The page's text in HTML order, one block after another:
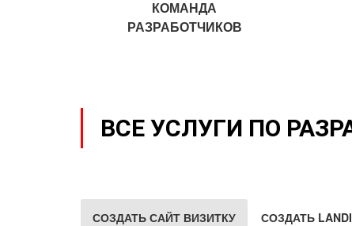
КОМАНДА
РАЗРАБОТЧИКОВ
ВСЕ УСЛУГИ ПО
СОЗДАТЬ САЙТ ВИЗИТКУ СОЗДАТЬ